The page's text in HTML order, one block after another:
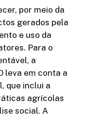
por meio da
gerados pela
e uso da
Para o
a
leva em conta a
que inclui a
agrícolas
social. A